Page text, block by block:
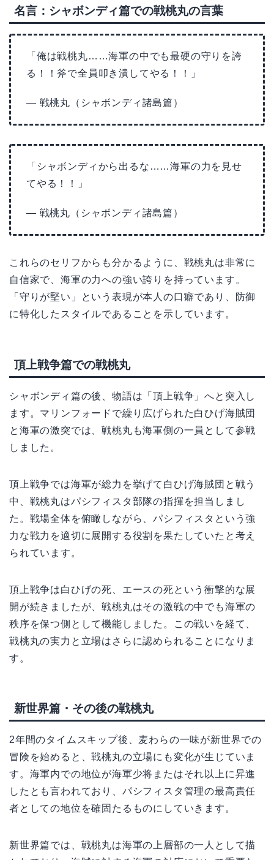
名言：シャボンディ篇での戦桃丸の言葉
「俺は戦桃丸……海軍の中でも最硬の守りを誇
る！！斧で全員叩き潰してやる！！」
— 戦桃丸（シャボンディ諸島篇）
「シャボンディから出るな……海軍の力を見せ
てやる！！」
— 戦桃丸（シャボンディ諸島篇）
これらのセリフからも分かるように、戦桃丸は非常に
自信家で、海軍の力への強い誇りを持っています。
「守りが堅い」という表現が本人の口癖であり、防御
に特化したスタイルであることを示しています。
頂上戦争篇での戦桃丸
シャボンディ篇の後、物語は「頂上戦争」へと突入し
ます。マリンフォードで繰り広げられた白ひげ海賊団
と海軍の激突では、戦桃丸も海軍側の一員として参戦
しました。
頂上戦争では海軍が総力を挙げて白ひげ海賊団と戦う
中、戦桃丸はパシフィスタ部隊の指揮を担当しまし
た。戦場全体を俯瞰しながら、パシフィスタという強
力な戦力を適切に展開する役割を果たしていたと考え
られています。
頂上戦争は白ひげの死、エースの死という衝撃的な展
開が続きましたが、戦桃丸はその激戦の中でも海軍の
秩序を保つ側として機能しました。この戦いを経て、
戦桃丸の実力と立場はさらに認められることになりま
す。
新世界篇・その後の戦桃丸
2年間のタイムスキップ後、麦わらの一味が新世界での
冒険を始めると、戦桃丸の立場にも変化が生じていま
す。海軍内での地位が海軍少将またはそれ以上に昇進
したとも言われており、パシフィスタ管理の最高責任
者としての地位を確固たるものにしていきます。
新世界篇では、戦桃丸は海軍の上層部の一人として描